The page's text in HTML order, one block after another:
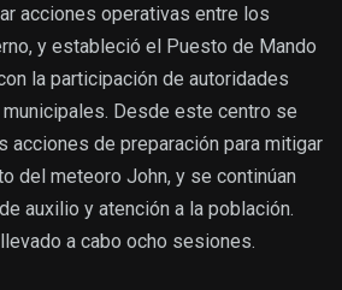
acciones operativas entre los
y estableció el Puesto de Mando
la participación de autoridades
Desde este centro se
acciones de preparación para mitigar
del meteoro John, y se continúan
auxilio y atención a la población.
a cabo ocho sesiones.